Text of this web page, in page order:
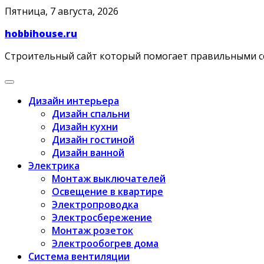
Skip
content
Пятница, 7 августа, 2026
hobbihouse.ru
Строительный сайт который помогает правильными
Дизайн интерьера
Дизайн спальни
Дизайн кухни
Дизайн гостиной
Дизайн ванной
Электрика
Монтаж выключателей
Освещение в квартире
Электропроводка
Электросбережение
Монтаж розеток
Электрообогрев дома
Система вентиляции